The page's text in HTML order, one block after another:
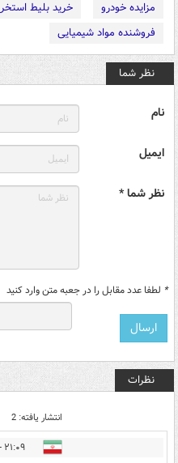
مزایده خودرو
خرید بلیط استخر
فروشنده مواد شیمیایی
نظر شما
نام
ایمیل
نظر شما *
* لطفا عدد مقابل را در جعبه متن وارد کنید
نظرات
انتشار یافته: 2
۲۱:۰۹ - ۱۴۰۵/۰۳/۱۶